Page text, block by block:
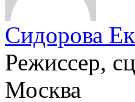
Сидорова
Режиссер,
Москва